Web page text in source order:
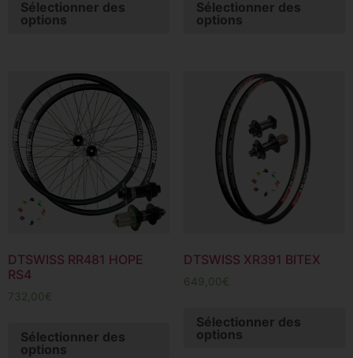
Sélectionner des
options
Sélectionner des
options
DTSWISS RR481 HOPE
RS4
732,00 €
Sélectionner des
options
DTSWISS XR391 BITEX
649,00 €
Sélectionner des
options